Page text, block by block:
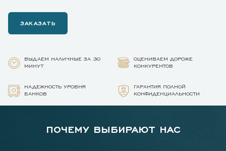
ЗАКАЗАТЬ
ВЫДАЕМ НАЛИЧНЫЕ ЗА 30
МИНУТ
ОЦЕНИВАЕМ ДОРОЖЕ
КОНКУРЕНТОВ
НАДЕЖНОСТЬ УРОВНЯ
БАНКОВ
ГАРАНТИЯ ПОЛНОЙ
КОНФИДЕНЦИАЛЬНОСТИ
ПОЧЕМУ ВЫБИРАЮТ НАС